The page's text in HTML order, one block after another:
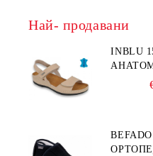
Най- продавани
INBLU